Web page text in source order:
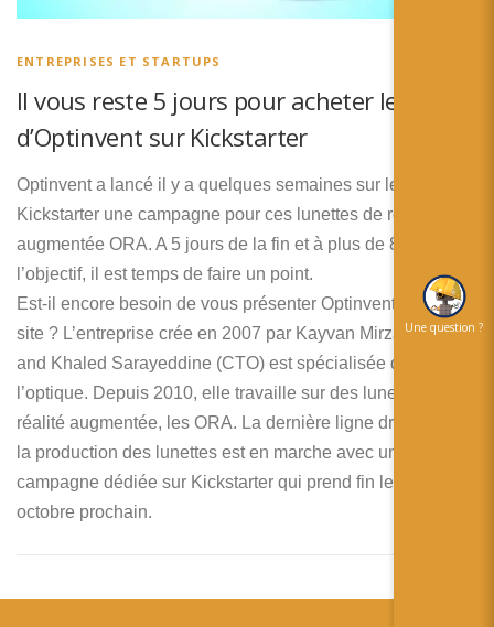
Español
ENTREPRISES ET STARTUPS
Il vous reste 5 jours pour acheter les ORA
d’Optinvent sur Kickstarter
Optinvent a lancé il y a quelques semaines sur le site
Kickstarter une campagne pour ces lunettes de réalité
augmentée ORA. A 5 jours de la fin et à plus de 80% de
l’objectif, il est temps de faire un point.
Est-il encore besoin de vous présenter Optinvent sur ce
site ? L’entreprise crée en 2007 par Kayvan Mirza (CEO)
and Khaled Sarayeddine (CTO) est spécialisée dans
l’optique. Depuis 2010, elle travaille sur des lunettes de
réalité augmentée, les ORA. La dernière ligne droite dans
la production des lunettes est en marche avec une
campagne dédiée sur Kickstarter qui prend fin le 28
octobre prochain.
Une question ?